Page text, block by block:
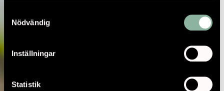
Nödvändig
Inställningar
Statistik